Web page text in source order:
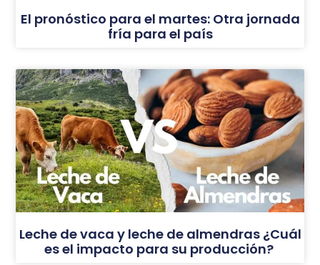
El pronóstico para el martes: Otra jornada
fría para el país
Leche de vaca y leche de almendras ¿Cuál
es el impacto para su producción?